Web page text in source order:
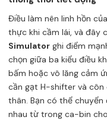
Điều làm nên linh hồn
thực khi cầm lái, và đây
Simulator ghi điểm
chọn giữa ba kiểu điều
bấm hoặc vô lăng cảm
cần gạt H-shifter và
thân. Bạn có thể
nhau từ trong ca-bin